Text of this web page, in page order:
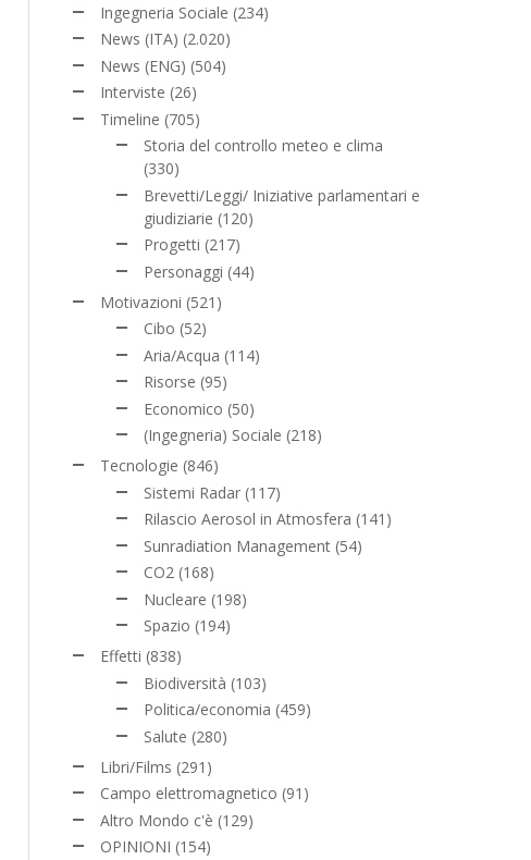
Ingegneria Sociale (234)
News (ITA) (2.020)
News (ENG) (504)
Interviste (26)
Timeline (705)
Storia del controllo meteo e clima
(330)
Brevetti/Leggi/ Iniziative parlamentari e
giudiziarie (120)
Progetti (217)
Personaggi (44)
Motivazioni (521)
Cibo (52)
Aria/Acqua (114)
Risorse (95)
Economico (50)
(Ingegneria) Sociale (218)
Tecnologie (846)
Sistemi Radar (117)
Rilascio Aerosol in Atmosfera (141)
Sunradiation Management (54)
CO2 (168)
Nucleare (198)
Spazio (194)
Effetti (838)
Biodiversità (103)
Politica/economia (459)
Salute (280)
Libri/Films (291)
Campo elettromagnetico (91)
Altro Mondo c'è (129)
OPINIONI (154)